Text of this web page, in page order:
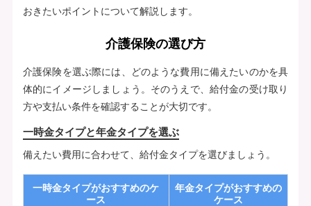
おきたいポイントについて解説します。
介護保険の選び方
介護保険を選ぶ際には、どのような費用に備えたいのかを具
体的にイメージしましょう。そのうえで、給付金の受け取り
方や支払い条件を確認することが大切です。
一時金タイプと年金タイプを選ぶ
備えたい費用に合わせて、給付金タイプを選びましょう。
一時金タイプがおすすめのケ
ース
年金タイプがおすすめの
ケース